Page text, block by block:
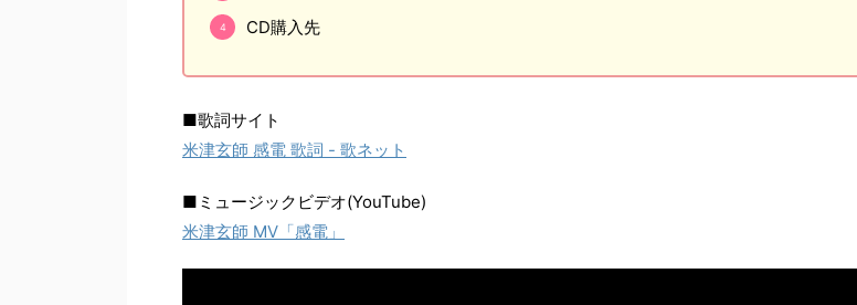
CD購入先
■歌詞サイト
米津玄師 感電 歌詞 - 歌ネット
■ミュージックビデオ(YouTube)
米津玄師 MV「感電」